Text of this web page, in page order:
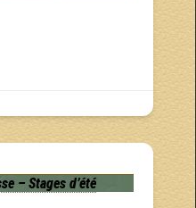
– Stages d’été